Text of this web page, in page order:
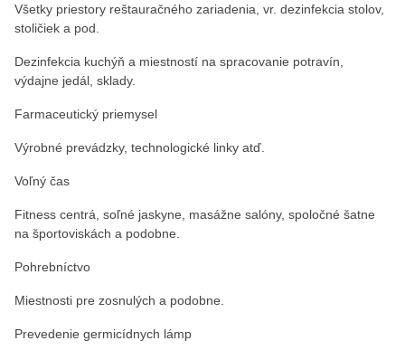
Všetky priestory reštauračného zariadenia, vr. dezinfekcia stolov,
stoličiek a pod.
Dezinfekcia kuchýň a miestností na spracovanie potravín,
výdajne jedál, sklady.
Farmaceutický priemysel
Výrobné prevádzky, technologické linky atď.
Voľný čas
Fitness centrá, soľné jaskyne, masážne salóny, spoločné šatne
na športoviskách a podobne.
Pohrebníctvo
Miestnosti pre zosnulých a podobne.
Prevedenie germicídnych lámp